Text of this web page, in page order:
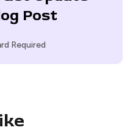
Post
Required